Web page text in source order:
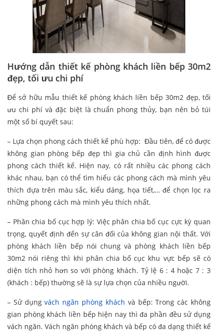
Hướng dẫn thiết kế phòng khách liền bếp 30m2
đẹp, tối ưu chi phí
Để sở hữu mẫu thiết kế phòng khách liền bếp 30m2 đẹp, tối
ưu chi phí và đặc biệt là chuẩn phong thủy, bạn nên bỏ túi
một số bí quyết sau:
– Lựa chọn phong cách thiết kế phù hợp: Đầu tiên, để có được
không gian phòng bếp đẹp thì gia chủ cần định hình được
phong cách thiết kế. Hiện nay, có rất nhiều các phong cách
khác nhau, bạn có thể tìm hiểu các phong cách mà mình yêu
thích dựa trên màu sắc, kiểu dáng, họa tiết,… để chọn lọc ra
những phong cách mà mình yêu thích nhất.
– Phân chia bố cục hợp lý: Việc phân chia bố cục cực kỳ quan
trọng, quyết định đến sự cân đối của không gian nội thất. Với
phòng khách liền bếp nói chung và phòng khách liền bếp
30m2 nói riêng thì khi phân chia bố cục khu vực bếp sẽ có
diện tích nhỏ hơn so với phòng khách. Tỷ lệ 6 : 4 hoặc 7 : 3
(khách : bếp) thường sẽ là sự lựa chọn của nhiều người.
– Sử dụngvách ngăn phòng khách và bếp: Trong các không
gian phòng khách liền bếp hiện nay thì đa phần đều sử dụng
vách ngăn. Vách ngăn phòng khách và bếp có đa dạng thiết kế